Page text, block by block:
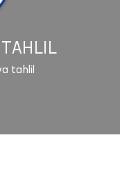
TAHLIL
tahlil